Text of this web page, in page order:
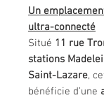
Un
ultra-connecté
Situé 11 rue
stations
Saint-Lazare,
bénéficie d’une